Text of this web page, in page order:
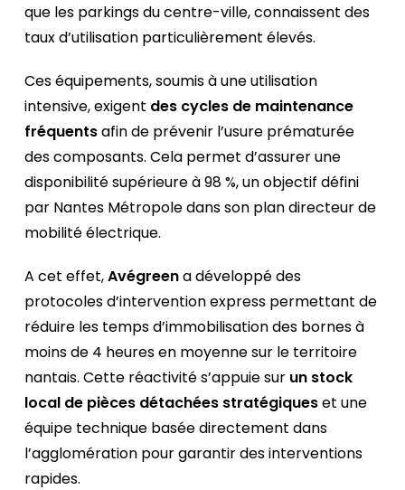
que les parkings du centre-ville, connaissent des
taux d’utilisation particulièrement élevés.
Ces équipements, soumis à une utilisation
intensive, exigent des cycles de maintenance
fréquentsafin de prévenir l’usure prématurée
des composants. Cela permet d’assurer une
disponibilité supérieure à 98 %, un objectif défini
par Nantes Métropole dans son plan directeur de
mobilité électrique.
A cet effet,Avégreena développé des
protocoles d’intervention express permettant de
réduire les temps d’immobilisation des bornes à
moins de 4 heures en moyenne sur le territoire
nantais. Cette réactivité s’appuie sur un stock
local de pièces détachées stratégiqueset une
équipe technique basée directement dans
l’agglomération pour garantir des interventions
rapides.